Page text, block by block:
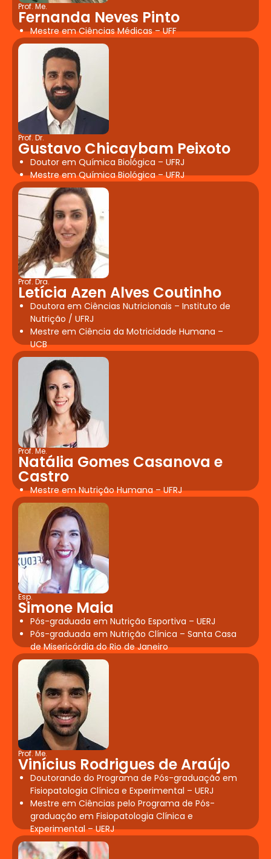
Prof. Me.
Fernanda Neves Pinto
Mestre em Ciências Médicas – UFF
Prof. Dr.
Gustavo Chicaybam Peixoto
Doutor em Química Biológica – UFRJ
Mestre em Química Biológica – UFRJ
Prof. Dra.
Letícia Azen Alves Coutinho
Doutora em Ciências Nutricionais – Instituto de
Nutrição / UFRJ
Mestre em Ciência da Motricidade Humana –
UCB
Prof. Me.
Natália Gomes Casanova e
Castro
Mestre em Nutrição Humana – UFRJ
Esp.
Simone Maia
Pós-graduada em Nutrição Esportiva – UERJ
Pós-graduada em Nutrição Clínica – Santa Casa
de Misericórdia do Rio de Janeiro
Prof. Me.
Vinícius Rodrigues de Araújo
Doutorando do Programa de Pós-graduação em
Fisiopatologia Clínica e Experimental – UERJ
Mestre em Ciências pelo Programa de Pós-
graduação em Fisiopatologia Clínica e
Experimental – UERJ